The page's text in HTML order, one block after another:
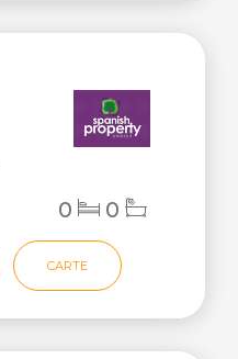
0 0
CARTE